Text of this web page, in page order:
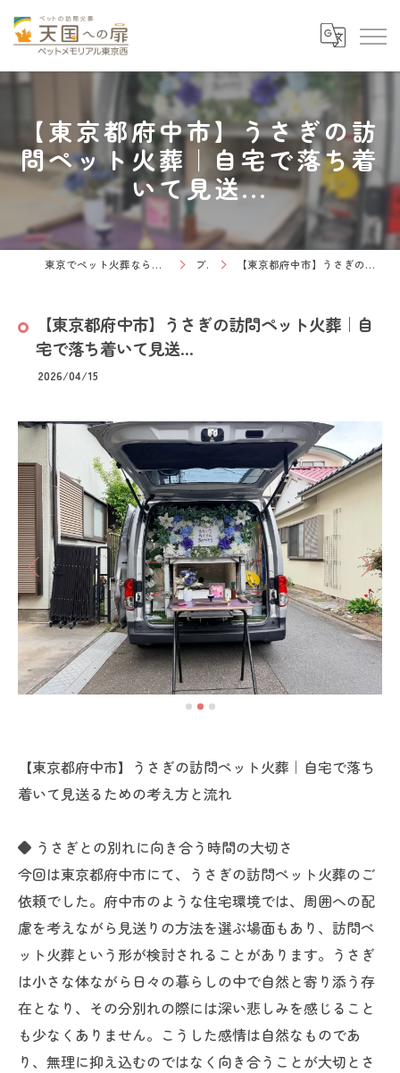
【東京都府中市】うさぎの訪
問ペット火葬｜自宅で落ち着
いて見送...
東京でペット火葬なら天国への扉 ペットメモリアル東京西 ブログ 【東京都府中市】うさぎの訪問ペット火葬｜自宅で落ち着いて見送...
【東京都府中市】うさぎの訪問ペット火葬｜自
宅で落ち着いて見送...
2026/04/15
【東京都府中市】うさぎの訪問ペット火葬｜自宅で落ち
着いて見送るための考え方と流れ
◆ うさぎとの別れに向き合う時間の大切さ
今回は東京都府中市にて、うさぎの訪問ペット火葬のご
依頼でした。府中市のような住宅環境では、周囲への配
慮を考えながら見送りの方法を選ぶ場面もあり、訪問ペ
ット火葬という形が検討されることがあります。うさぎ
は小さな体ながら日々の暮らしの中で自然と寄り添う存
在となり、その分別れの際には深い悲しみを感じること
も少なくありません。こうした感情は自然なものであ
り、無理に抑え込むのではなく向き合うことが大切とさ